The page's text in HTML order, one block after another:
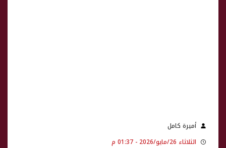
أميرة كامل
الثلاثاء 26/مايو/2026 - 01:37 م